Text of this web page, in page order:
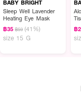
BABY BRIGHT
Sleep Well Lavender
Heating Eye Mask
฿35 ฿59 (41%)
size 15 G
฿